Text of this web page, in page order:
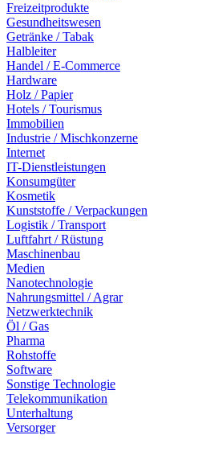
Freizeitprodukte
Gesundheitswesen
Getränke / Tabak
Halbleiter
Handel / E-Commerce
Hardware
Holz / Papier
Hotels / Tourismus
Immobilien
Industrie / Mischkonzerne
Internet
IT-Dienstleistungen
Konsumgüter
Kosmetik
Kunststoffe / Verpackungen
Logistik / Transport
Luftfahrt / Rüstung
Maschinenbau
Medien
Nanotechnologie
Nahrungsmittel / Agrar
Netzwerktechnik
Öl / Gas
Pharma
Rohstoffe
Software
Sonstige Technologie
Telekommunikation
Unterhaltung
Versorger